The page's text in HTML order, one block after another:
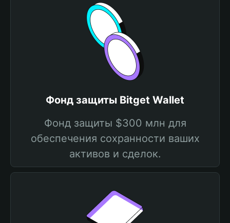
Фонд защиты Bitget Wallet
Фонд защиты $300 млн для
обеспечения сохранности ваших
активов и сделок.